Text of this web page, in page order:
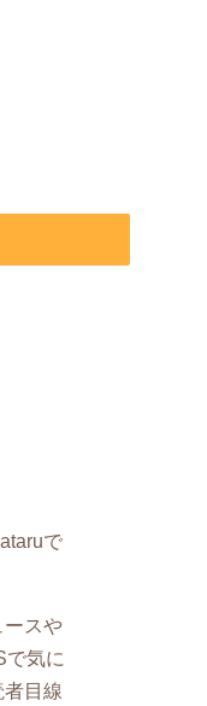
で
ースや
で気に
目線